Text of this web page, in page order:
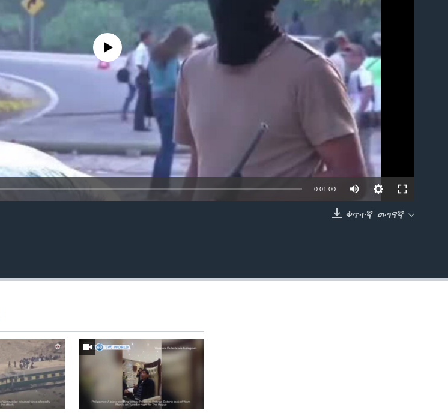
No media source currently available
0:01:00
ቀጥተኛ መገናኛ